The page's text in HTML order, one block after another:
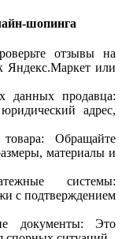
шопинга
отзывы на
Яндекс.Маркет или
данных продавца:
адрес,
Обращайте
материалы и
системы:
с подтверждением
документы: Это